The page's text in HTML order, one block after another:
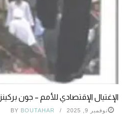
الإغتيال الإقتصادي للأمم – جون بركينز
نوفمبر 9, 2025 BY BOUTAHAR